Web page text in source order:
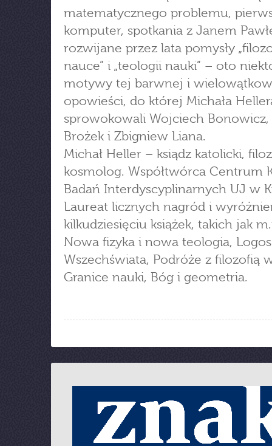
matematycznego problemu,
komputer, spotkania z Janem
rozwijane przez lata pomysły
nauce” i „teologii nauki” – oto
motywy tej barwnej i
opowieści, do której Michała
sprowokowali Wojciech Bonowicz,
Brożek i Zbigniew Liana.
Michał Heller – ksiądz katolicki,
kosmolog. Współtwórca Centrum
Badań Interdyscyplinarnych UJ w
Laureat licznych nagród i
kilkudziesięciu książek, takich jak
Nowa fizyka i nowa teologia, Logos
Wszechświata, Podróże z filozofią
Granice nauki, Bóg i geometria.